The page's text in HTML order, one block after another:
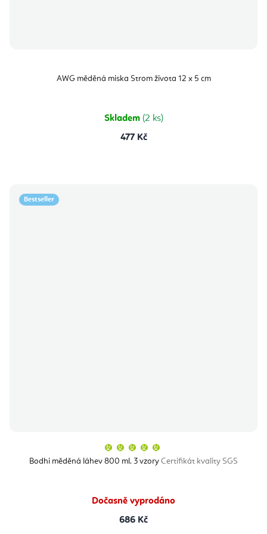
AWG měděná miska Strom života 12 x 5 cm
Skladem (2 ks)
477 Kč
Bestseller
Bodhi měděná láhev 800 ml. 3 vzory Certifikát kvality SGS
produktu
je
hvězdiček.
Dočasně vyprodáno
686 Kč